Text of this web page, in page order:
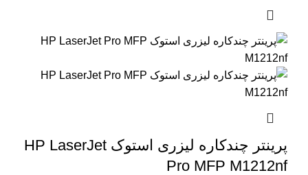
پرینتر چندکاره لیزری استوک HP LaserJet
Pro MFP M1212nf